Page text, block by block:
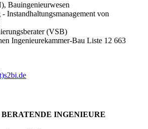
Bauingenieurwesen
Instandhaltungsmanagement von
(VSB)
Ingenieurekammer-Bau Liste 12 663
BERATENDE INGENIEURE